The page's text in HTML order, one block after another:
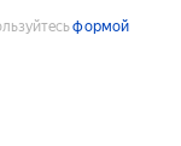
формой